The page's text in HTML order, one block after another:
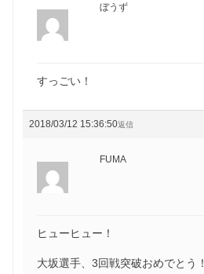
ぼうず
すっごい！
2018/03/12 15:36:50返信
FUMA
ヒューヒュー！
大坂選手、3回戦突破おめでとう！